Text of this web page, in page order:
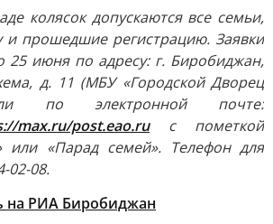
колясок допускаются все семьи,
и прошедшие регистрацию. Заявки
25 июня по адресу: г. Биробиджан,
д. 11 (МБУ «Городской Дворец
по электронной почте:
max.ru/post.eao.ruс пометкой
или «Парад семей». Телефон для
02-08.
на РИА Биробиджан